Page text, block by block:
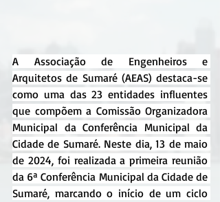
A Associação de Engenheiros e
Arquitetos de Sumaré (AEAS) destaca-se
como uma das 23 entidades influentes
que compõem a Comissão Organizadora
Municipal da Conferência Municipal da
Cidade de Sumaré. Neste dia, 13 de maio
de 2024, foi realizada a primeira reunião
da 6ª Conferência Municipal da Cidade de
Sumaré, marcando o início de um ciclo